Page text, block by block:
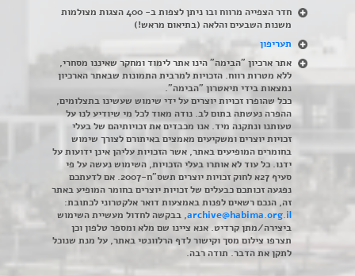
חדר הצפייה מרווח ובו ניתן לצפות ב- 400 הצגות מצולמות
משנות השבעים והלאה (בתיאום מראש!)
תעריפון
אתר ארכיון "הבימה" הינו אתר לימוד ומחקר שאיננו מסחרי,
ללא מטרות רווח. הזכויות למרבית התמונות שבאתר הארכיון
נמצאות בידי תיאטרון "הבימה".
ככל שהופרו זכויות יוצרים על ידי שימוש שעשינו בתצלומים,
ההפרה נעשתה בתום לב. נודה מאוד לכל מי שיודיע לנו על
טעותנו ונתקנה מיד. אנו מכבדים את זכויותיהם של בעלי
זכויות יוצרים ומשקיעים מאמצים באיתורם לצורך שימוש
בחומרים המופיעים באתר, אשר הזכויות עליהן אינן ידועות על
ידנו. כל עוד לא אותרו בעלי הזכויות, השימוש נעשה על פי
סעיף 27א לחוק זכויות יוצרים תשס"ח-2007. אם לדעתכם
נפגעה זכותכם כבעלים של זכויות יוצרים בחומר המופיע באתר
זה, הנכם רשאים לפנות באמצעות דואר אלקטרוני לכתובת:
archive@habima.org.il, בבקשה לחדול מעשיית השימוש
ביצירה/מתן קרדיט. אנא ציינו שם מלא ומספר טלפון וכן
תצרפו צילום מסך וקישור לדף הרלוונטי באתר, על מנת שנוכל
לתקן את הדבר. תודה רבה.